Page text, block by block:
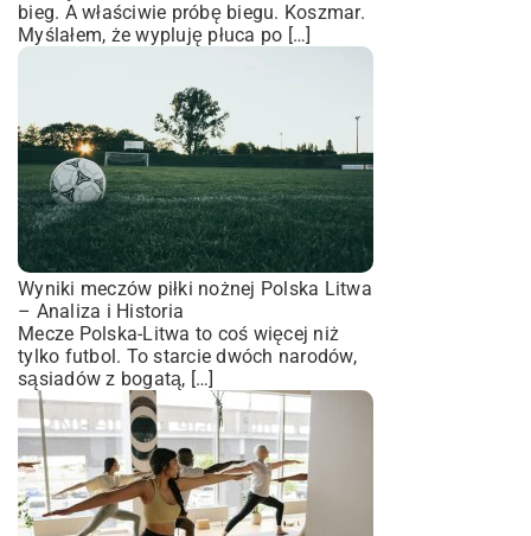
bieg. A właściwie próbę biegu. Koszmar.
Myślałem, że wypluję płuca po […]
Wyniki meczów piłki nożnej Polska Litwa
– Analiza i Historia
Mecze Polska-Litwa to coś więcej niż
tylko futbol. To starcie dwóch narodów,
sąsiadów z bogatą, […]